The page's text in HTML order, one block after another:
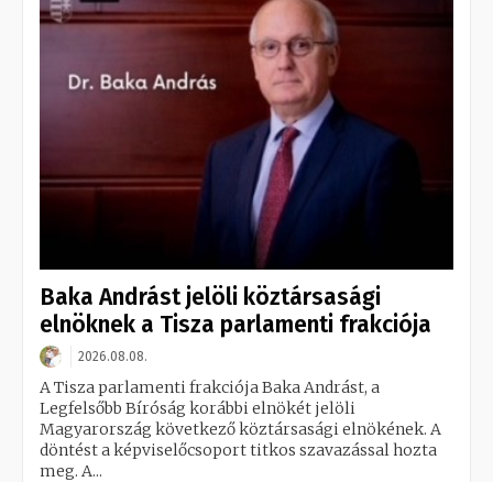
Baka Andrást jelöli köztársasági
elnöknek a Tisza parlamenti frakciója
2026.08.08.
A Tisza parlamenti frakciója Baka Andrást, a
Legfelsőbb Bíróság korábbi elnökét jelöli
Magyarország következő köztársasági elnökének. A
döntést a képviselőcsoport titkos szavazással hozta
meg. A...